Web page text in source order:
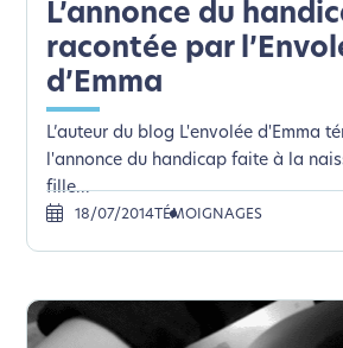
Nous avons développé ce site
d’une démarche forte
Si vous aussi vous souhaitez
les besoins énergétiques
navigation, vous pouvezle
Eco. Celui-ci sollicitera très peu
deviendrez ainsi un acteur
L’annonce du
racontée par
d’Emma
L’auteur du blog L'envolée d'Emma
l'annonce du handicap faite à la
fille...
18/07/2014 TÉMOIGNAGES